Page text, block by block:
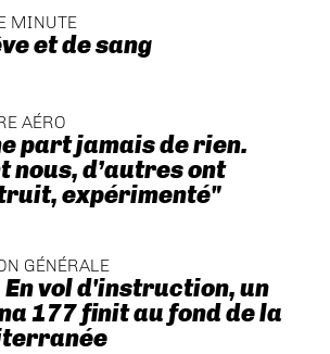
MINUTE
et de sang
AÉRO
part jamais de rien.
nous, d’autres ont
expérimenté"
GÉNÉRALE
En vol d'instruction, un
177 finit au fond de la